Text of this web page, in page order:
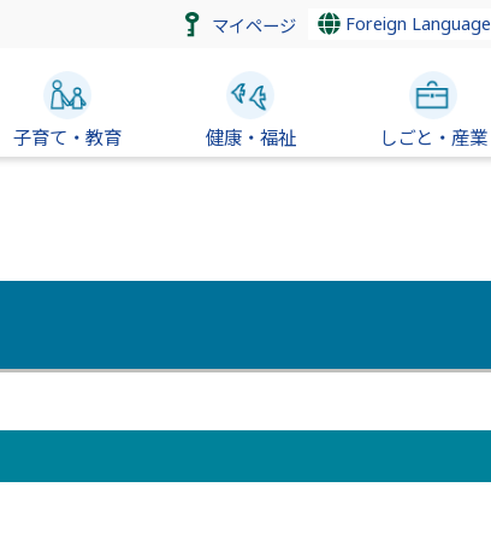
マイページ Foreign Language
子育て・教育 健康・福祉 しごと・産業